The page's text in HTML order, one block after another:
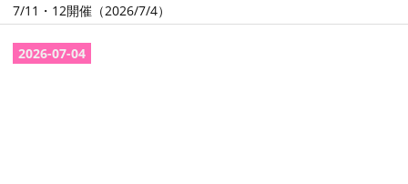
7/11・12開催（2026/7/4）
2026-07-04